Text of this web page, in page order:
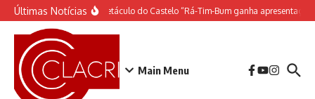
Ir para o conteúdo
Últimas NotíciasO espetáculo do Castelo “Rá-Tim-Bum ganha
Main Menu